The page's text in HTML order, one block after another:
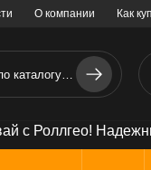
О компании Как
с Роллгео!